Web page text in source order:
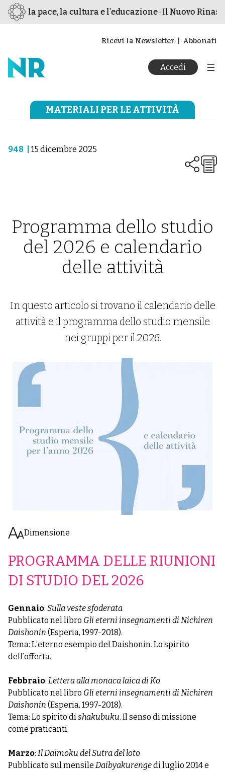
per la pace, la cultura e l’educazione · Il Nuovo
Ricevi la Newsletter Abbonati
Accedi
MATERIALI PER LE ATTIVITÀ
948 15 dicembre 2025
Programma dello studio
del 2026 e calendario
delle attività
In questo articolo si trovano il calendario delle
attività e il programma dello studio mensile
nei gruppi per il 2026.
Dimensione
PROGRAMMA DELLE RIUNIONI
DI STUDIO DEL 2026
Gennaio: Sulla veste sfoderata
Pubblicato nel libro Gli eterni insegnamenti di Nichiren
Daishonin (Esperia, 1997-2018).
Tema: L’eterno esempio del Daishonin. Lo spirito
dell’offerta.
Febbraio: Lettera alla monaca laica di Ko
Pubblicato nel libro Gli eterni insegnamenti di Nichiren
Daishonin (Esperia, 1997-2018).
Tema: Lo spirito dishakubuku. Il senso di missione
come praticanti.
Marzo: Il Daimoku del Sutra del loto
Pubblicato sul mensile Daibyakurengedi luglio 2014 e